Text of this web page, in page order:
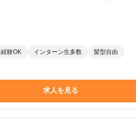
：20,000円 ※毎月獲得件数の計算はリセ
件（11件～20件）×20,000円
経験OK インターン生多数
髪型自由
求人を見る